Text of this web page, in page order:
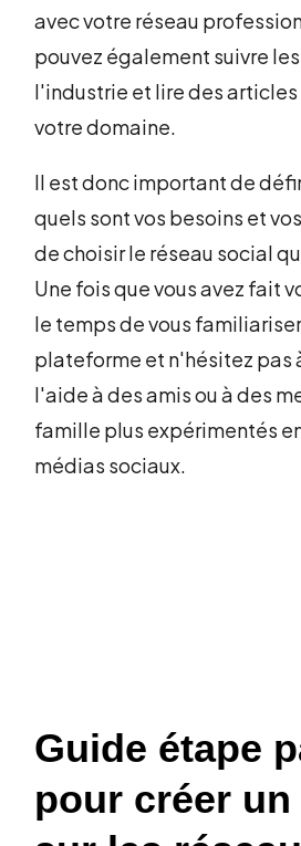
avec votre réseau
pouvez également suivre
l'industrie et lire des
votre domaine.
Il est donc important de
quels sont vos besoins et
de choisir le réseau social
Une fois que vous avez fait
le temps de vous
plateforme et n'hésitez pas
l'aide à des amis ou à des
famille plus expérimentés
médias sociaux.
Guide étape
pour créer